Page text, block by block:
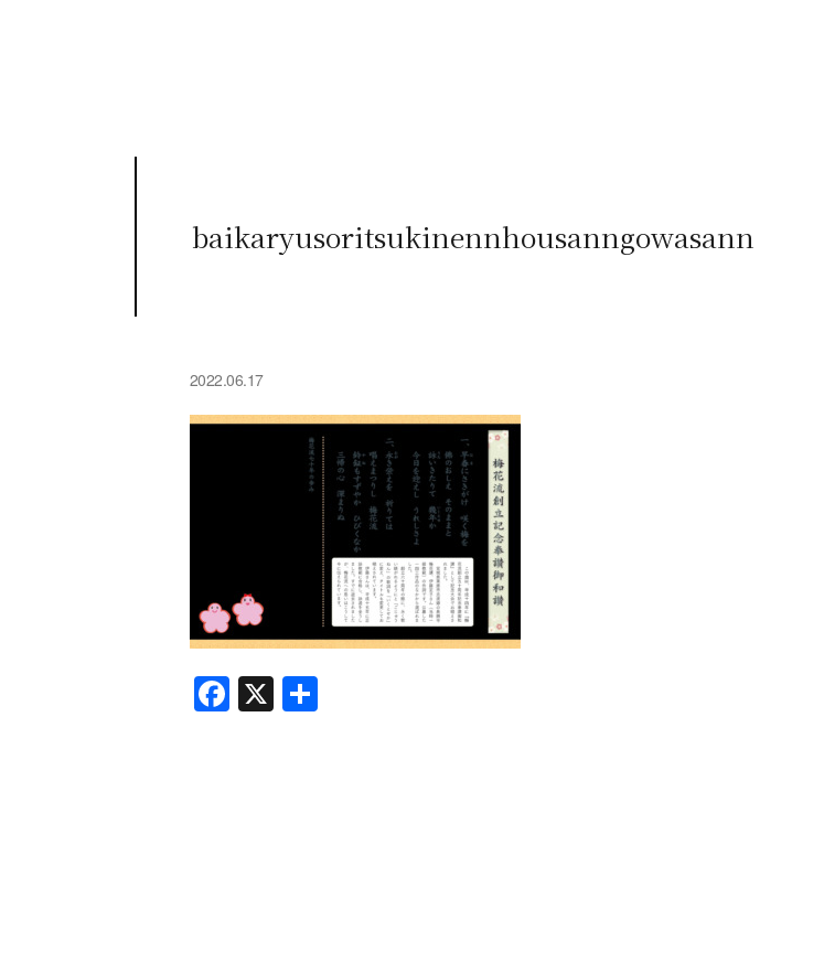
baikaryusoritsukinennhousanngowasann
2022.06.17
F
a
X